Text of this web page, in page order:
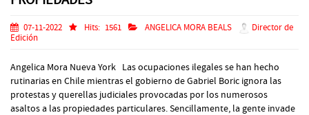
07-11-2022 Hits: 1561 ANGELICA MORA BEALS
Director de
Edición
Angelica Mora Nueva York Las ocupaciones ilegales se han hecho
rutinarias en Chile mientras el gobierno de Gabriel Boric ignora las
protestas y querellas judiciales provocadas por los numerosos
asaltos a las propiedades particulares. Sencillamente, la gente invade